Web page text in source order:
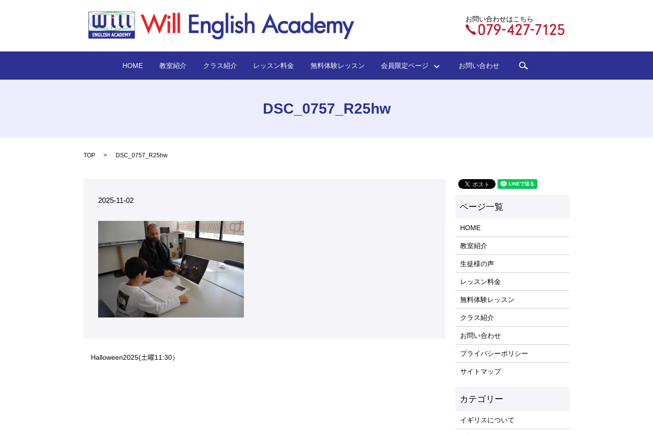
お問い合わせはこちら
HOME 教室紹介 クラス紹介 レッスン料金 無料体験レッスン 会員限定ページ お問い合わせ
DSC_0757_R25hw
TOP DSC_0757_R25hw
2025-11-02
Halloween2025(土曜11:30）
HOME
教室紹介
生徒様の声
レッスン料金
無料体験レッスン
クラス紹介
お問い合わせ
プライバシーポリシー
サイトマップ
イギリスについて